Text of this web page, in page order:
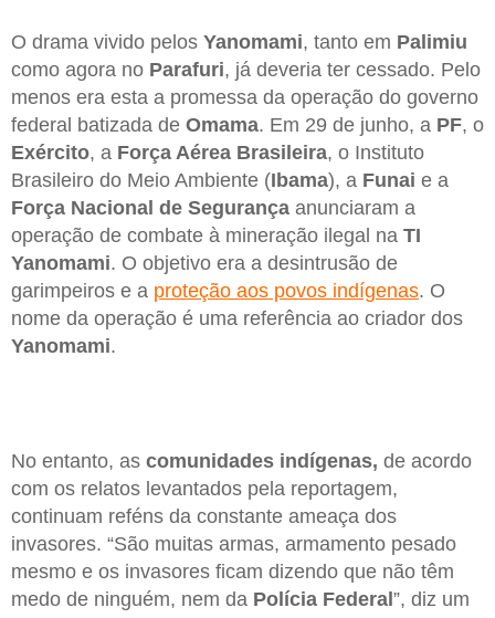
O drama vivido pelos Yanomami, tanto em Palimiu
como agora no Parafuri, já deveria ter cessado. Pelo
menos era esta a promessa da operação do governo
federal batizada de Omama. Em 29 de junho, a PF, o
Exército, a Força Aérea Brasileira, o Instituto
Brasileiro do Meio Ambiente (Ibama), a Funai e a
Força Nacional de Segurança anunciaram a
operação de combate à mineração ilegal na TI
Yanomami. O objetivo era a desintrusão de
garimpeiros e a proteção aos povos indígenas. O
nome da operação é uma referência ao criador dos
Yanomami.
No entanto, as comunidades indígenas, de acordo
com os relatos levantados pela reportagem,
continuam reféns da constante ameaça dos
invasores. “São muitas armas, armamento pesado
mesmo e os invasores ficam dizendo que não têm
medo de ninguém, nem da Polícia Federal”, diz um